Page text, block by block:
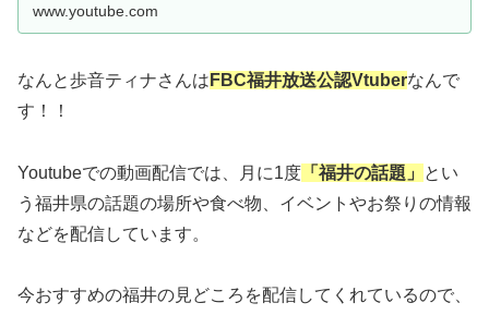
www.youtube.com
なんと歩音ティナさんは FBC福井放送公認Vtuberなんで
す！！
Youtubeでの動画配信では、月に1度 「 福井の話題」
とい
う福井県の話題の場所や食べ物、イベントやお祭りの情報
などを配信しています。
今おすすめの福井の見どころを配信してくれているので、